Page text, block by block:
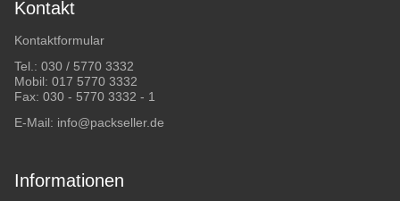
Kontakt
Kontaktformular
Tel.: 030 / 5770 3332
Mobil: 017 5770 3332
Fax: 030 - 5770 3332 - 1
E-Mail: info@packseller.de
Informationen